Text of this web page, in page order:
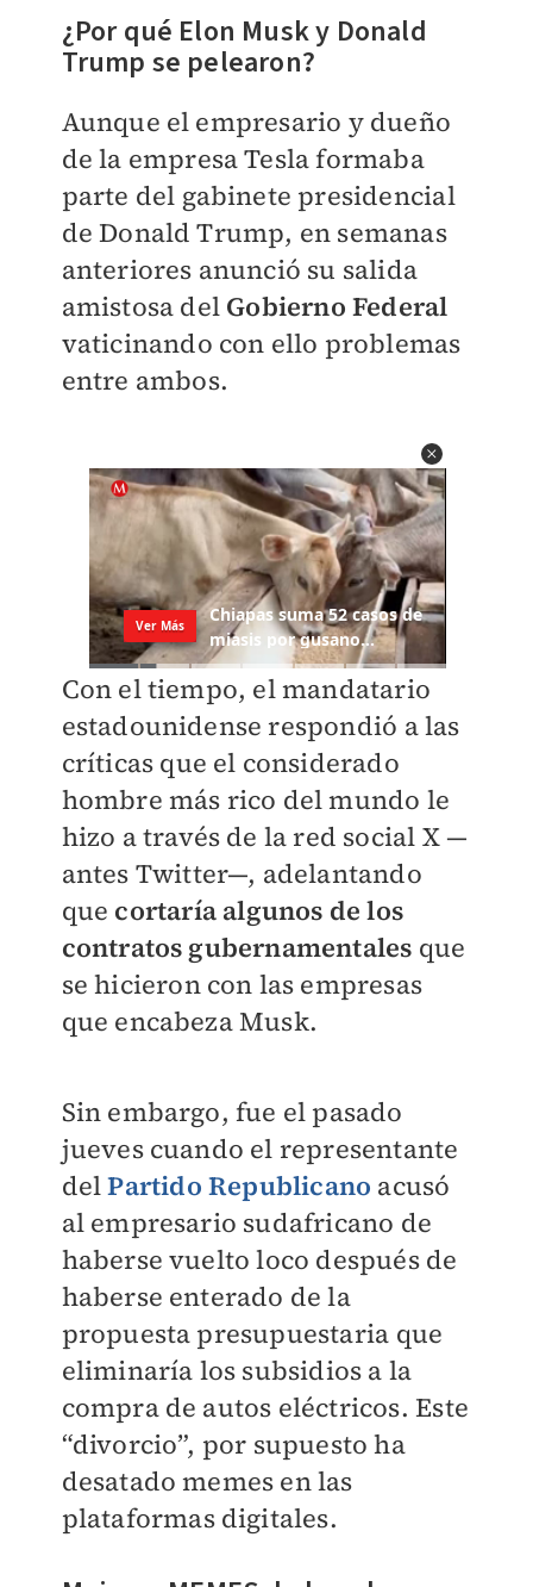
¿Por qué Elon Musk y Donald
Trump se pelearon?
Aunque el empresario y dueño
de la empresa Tesla formaba
parte del gabinete presidencial
de Donald Trump, en semanas
anteriores anunció su salida
amistosa delGobierno Federal
vaticinando con ello problemas
entre ambos.
Con el tiempo, el mandatario
estadounidense respondió a las
críticas que el considerado
hombre más rico del mundo le
hizo a través de la red social X —
antes Twitter—, adelantando
que cortaría algunos de los
contratos gubernamentales que
se hicieron con las empresas
que encabeza Musk.
Sin embargo, fue el pasado
jueves cuando el representante
delPartido Republicano acusó
al empresario sudafricano de
haberse vuelto loco después de
haberse enterado de la
propuesta presupuestaria que
eliminaría los subsidios a la
compra de autos eléctricos. Este
“divorcio”, por supuesto ha
desatado memes en las
plataformas digitales.